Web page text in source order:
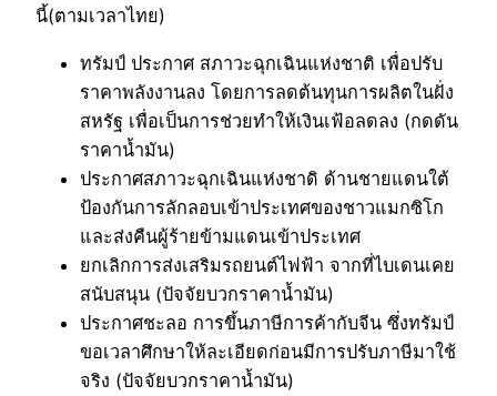
นี้(ตามเวลาไทย)
ทรัมป์ ประกาศ สภาวะฉุกเฉินแห่งชาติ เพื่อปรับ
ราคาพลังงานลง โดยการลดต้นทุนการผลิตในฝั่ง
สหรัฐ เพื่อเป็นการช่วยทำให้เงินเฟ้อลดลง (กดดัน
ราคาน้ำมัน)
ประกาศสภาวะฉุกเฉินแห่งชาดิ ด้านชายแดนใต้
ป้องกันการลักลอบเข้าประเทศของชาวแมกซิโก
และส่งคืนผู้ร้ายข้ามแดนเข้าประเทศ
ยกเลิกการส่งเสริมรถยนต์ไฟฟ้า จากที่ไบเดนเคย
สนับสนุน (ปัจจัยบวกราคาน้ำมัน)
ประกาศชะลอ การขึ้นภาษีการค้ากับจีน ซึ่งทรัมป์
ขอเวลาศึกษาให้ละเอียดก่อนมีการปรับภาษีมาใช้
จริง (ปัจจัยบวกราคาน้ำมัน)